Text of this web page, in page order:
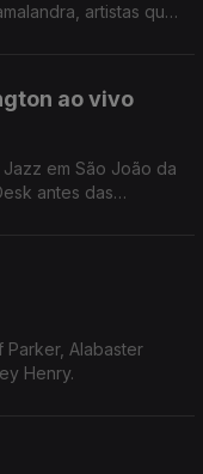
artistas que
ao vivo
em São João da
antes das
Parker, Alabaster
Henry.